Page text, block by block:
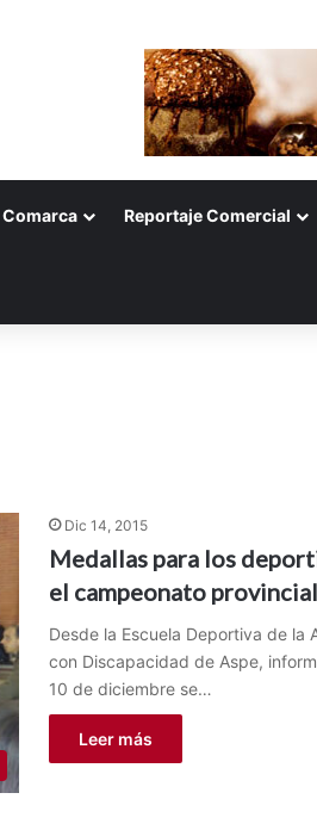
Comarca Reportaje Comercial
Dic 14, 2015
Medallas para los
el campeonato
Desde la Escuela Deportiva de la
con Discapacidad de Aspe,
10 de diciembre se…
Leer más